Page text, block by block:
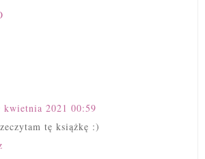
kwietnia 2021 00:59
tę książkę :)